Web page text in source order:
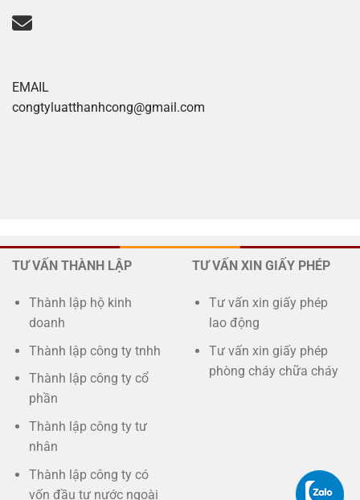
EMAIL
congtyluatthanhcong@gmail.com
TƯ VẤN THÀNH LẬP
Thành lập hộ kinh
doanh
Thành lập công ty tnhh
Thành lập công ty cổ
phần
Thành lập công ty tư
nhân
Thành lập công ty có
vốn đầu tư nước ngoài
TƯ VẤN XIN GIẤY PHÉP
Tư vấn xin giấy phép
lao động
Tư vấn xin giấy phép
phòng cháy chữa cháy